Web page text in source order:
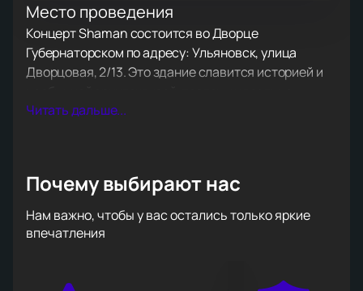
Место проведения
Концерт Shaman состоится во Дворце
Губернаторском по адресу: Ульяновск, улица
Дворцовая, 2/13. Это здание славится историей и
подходит для такого события.
Его выступления всегда удивляют публику
энергией и эмоциями. На концерте прозвучат как
свежие песни, так и известные композиции из
прошлых альбомов. В этот вечер гости услышат
Читать дальше...
Почему выбирают нас
Нам важно, чтобы у вас остались только яркие
впечатления